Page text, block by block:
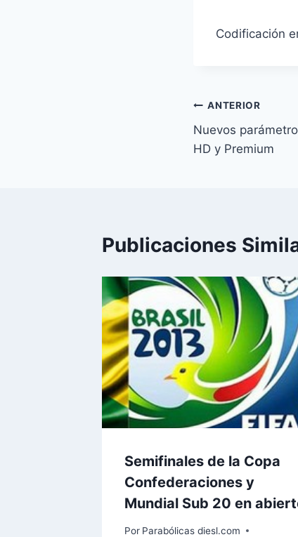
Codificación
Navegación
de
ANTERIOR
Nuevos
HD y Premium
Publicaciones
Semifinales de la Copa
Confederaciones y
Mundial Sub 20 en
Por Parabólicas diesl.com